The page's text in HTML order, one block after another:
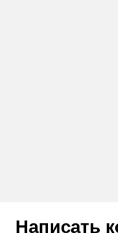
Написать